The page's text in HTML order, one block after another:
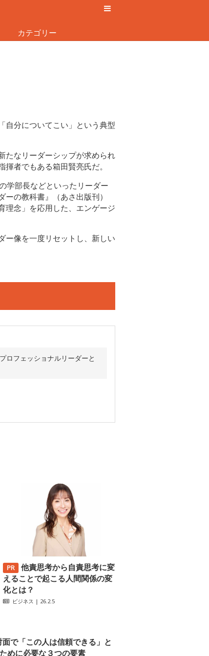
カテゴリー
自分についてこい」という典型
たなリーダーシップが求められ
者でもある箱田賢亮氏だ。
学部長などといったリーダー
の教科書』（あさ出版刊）
理念」を応用した、エンゲージ
ー像を一度リセットし、新しい
ロフェッショナルリーダーと
他責思考から自責思考に変
えることで起こる人間関係の変
化とは？
ビジネス | 26.2.5
面で「この人は信頼できる」と
めに必要な３つの要素